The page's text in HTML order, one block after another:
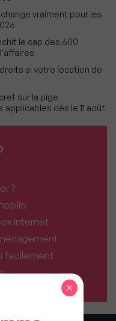
vraiment pour les
le cap des 600
si votre location de
sur la pige
dès le 11 août
?
Internet
facilement
×